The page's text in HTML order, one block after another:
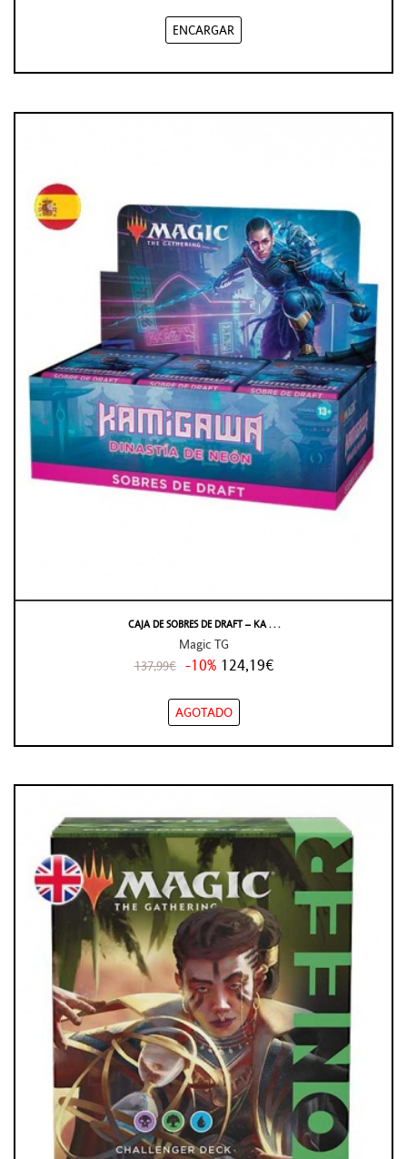
ENCARGAR
CAJA DE SOBRES DE DRAFT – KA . . .
Magic TG
137,99€ -10% 124,19€
AGOTADO